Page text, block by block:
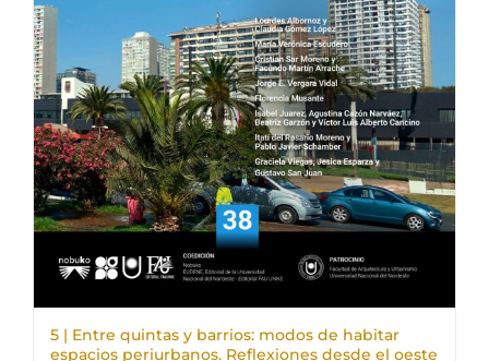
5 | Entre quintas y barrios: modos de habitar
espacios periurbanos. Reflexiones desde el oeste